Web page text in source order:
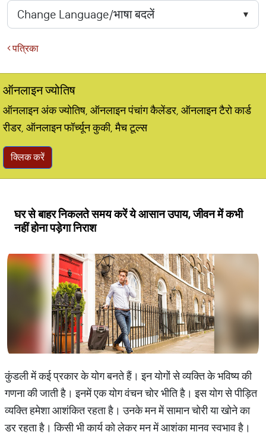
पत्रिका
ऑनलाइन ज्योतिष
ऑनलाइन अंक ज्योतिष, ऑनलाइन पंचांग कैलेंडर, ऑनलाइन टैरो कार्ड
रीडर, ऑनलाइन फॉर्च्यून कुकी, मैच टूल्स
क्लिक करें
घर से बाहर निकलते समय करें ये आसान उपाय, जीवन में कभी
नहीं होना पड़ेगा निराश
कुंडली में कई प्रकार के योग बनते हैं। इन योगों से व्यक्ति के भविष्य की
गणना की जाती है। इनमें एक योग वंचन चोर भीति है। इस योग से पीड़ित
व्यक्ति हमेशा आशंकित रहता है। उनके मन में सामान चोरी या खोने का
डर रहता है। किसी भी कार्य को लेकर मन में आशंका मानव स्वभाव है।